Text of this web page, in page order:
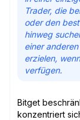
Trader, die
oder den
hinweg
einer
erzielen,
verfügen.
Bitget
konzentriert